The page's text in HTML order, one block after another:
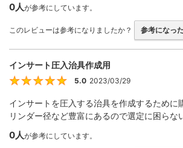
0人が参考にしています。
このレビューは参考になりましたか？ 参考になった
インサート圧入治具作成用
5
5.0 2023/03/29
インサートを圧入する治具を作成するために
リンダー径など豊富にあるので選定に困らな
0人が参考にしています。